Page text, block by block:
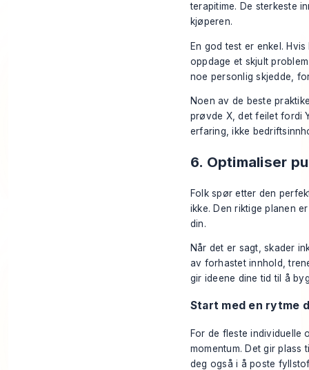
terapitime. De sterkeste
kjøperen.
En god test er enkel.
oppdage et skjult
noe personlig skjedde,
Noen av de beste
prøvde X, det feilet fordi
erfaring, ikke
6. Optimaliser
Folk spør etter den
ikke. Den riktige planen
din.
Når det er sagt, skader
av forhastet innhold,
gir ideene dine tid til å
Start med en rytme
For de fleste individuelle
momentum. Det gir plass
deg også i å poste